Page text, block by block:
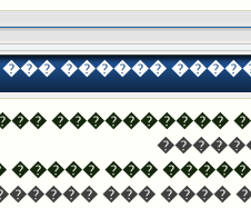
������
�� ���
���
�������� ���
���� ���